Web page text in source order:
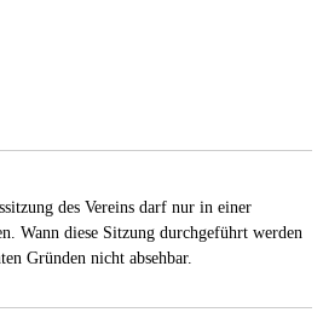
des Vereins darf nur in einer
Wann diese Sitzung durchgeführt werden
Gründen nicht absehbar.